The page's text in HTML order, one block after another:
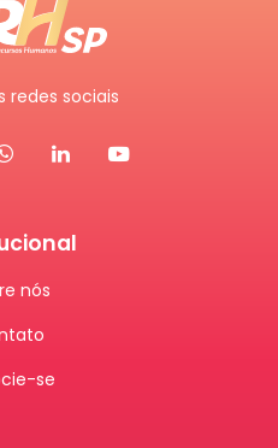
redes sociais
nós
se